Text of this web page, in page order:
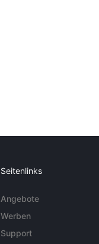
Seitenlinks
Angebote
Werben
Support